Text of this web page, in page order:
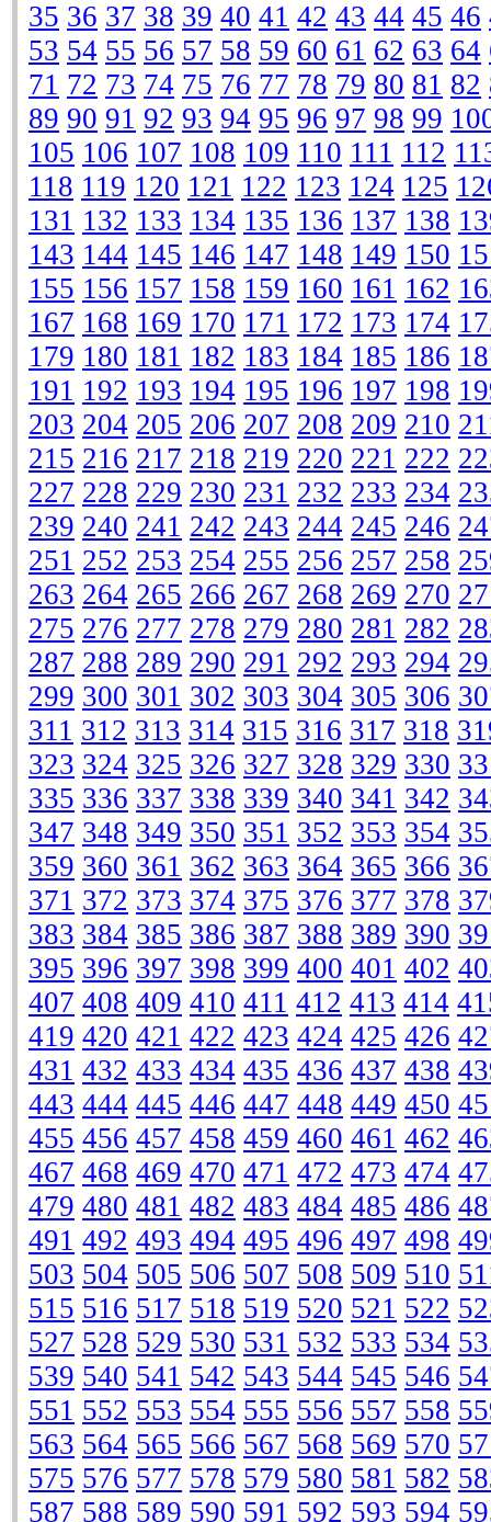
35 36 37 38 39 40 41 42 43 44 45 46
53 54 55 56 57 58 59 60 61 62 63 64
71 72 73 74 75 76 77 78 79 80 81 82
89 90 91 92 93 94 95 96 97 98 99
105 106 107 108 109 110 111 112
118 119 120 121 122 123 124 125
131 132 133 134 135 136 137 138
143 144 145 146 147 148 149 150
155 156 157 158 159 160 161 162
167 168 169 170 171 172 173 174
179 180 181 182 183 184 185 186
191 192 193 194 195 196 197 198
203 204 205 206 207 208 209 210
215 216 217 218 219 220 221 222
227 228 229 230 231 232 233 234
239 240 241 242 243 244 245 246
251 252 253 254 255 256 257 258
263 264 265 266 267 268 269 270
275 276 277 278 279 280 281 282
287 288 289 290 291 292 293 294
299 300 301 302 303 304 305 306
311 312 313 314 315 316 317 318
323 324 325 326 327 328 329 330
335 336 337 338 339 340 341 342
347 348 349 350 351 352 353 354
359 360 361 362 363 364 365 366
371 372 373 374 375 376 377 378
383 384 385 386 387 388 389 390
395 396 397 398 399 400 401 402
407 408 409 410 411 412 413 414
419 420 421 422 423 424 425 426
431 432 433 434 435 436 437 438
443 444 445 446 447 448 449 450
455 456 457 458 459 460 461 462
467 468 469 470 471 472 473 474
479 480 481 482 483 484 485 486
491 492 493 494 495 496 497 498
503 504 505 506 507 508 509 510
515 516 517 518 519 520 521 522
527 528 529 530 531 532 533 534
539 540 541 542 543 544 545 546
551 552 553 554 555 556 557 558
563 564 565 566 567 568 569 570
575 576 577 578 579 580 581 582
587 588 589 590 591 592 593 594